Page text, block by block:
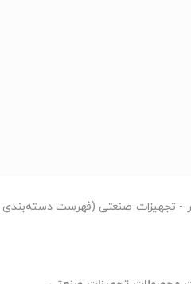
- تجهیزات صنعتی (فهرست